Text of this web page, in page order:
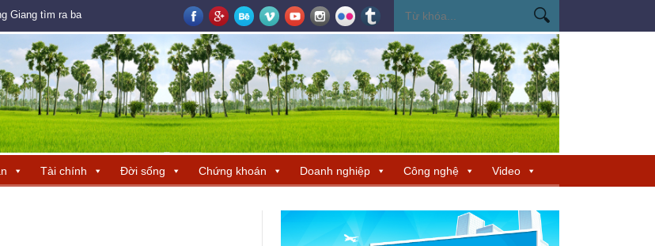
tìm ra ba đại diện Trung Quốc – Hong Kong – Macau đến Miss Cosmo 2026 Miss Cosmo mở rộng kết nối văn hóa tại Nepal, tìm
Tài chính Đời sống Chứng khoán Doanh nghiệp Công nghệ Video